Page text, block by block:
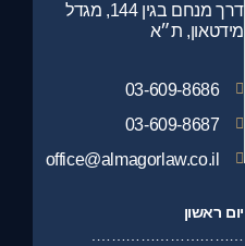
דרך מנחם בגין 144, מגדל
מידטאון, ת״א
03-609-8686
03-609-8687
office@almagorlaw.co.il
יום ראשון